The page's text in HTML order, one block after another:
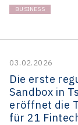
BUSINESS
03.02.2026
Die erste
Sandbox in
eröffnet die
für 21